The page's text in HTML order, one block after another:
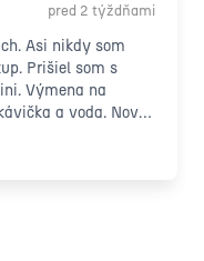
pred 2 týždňami
Asi nikdy som
Prišiel som s
Výmena na
a voda. Nová
odporúčam